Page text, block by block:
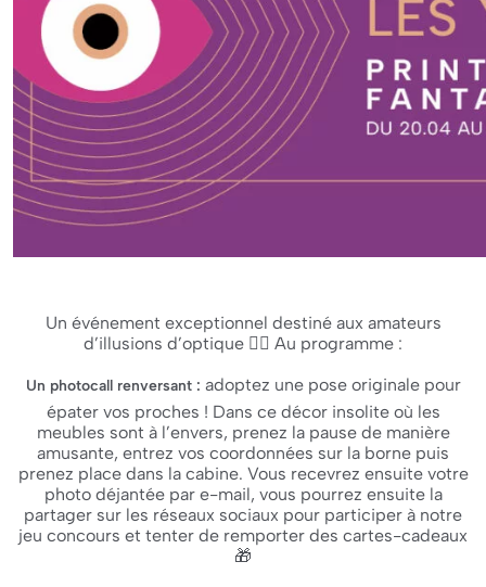
Un événement exceptionnel destiné aux amateurs
d’illusions d’optique 😵‍💫 Au programme :
Un photocall renversant : adoptez une pose originale pour
épater vos proches ! Dans ce décor insolite où les
meubles sont à l’envers, prenez la pause de manière
amusante, entrez vos coordonnées sur la borne puis
prenez place dans la cabine. Vous recevrez ensuite votre
photo déjantée par e-mail, vous pourrez ensuite la
partager sur les réseaux sociaux pour participer à notre
jeu concours et tenter de remporter des cartes-cadeaux
🎁